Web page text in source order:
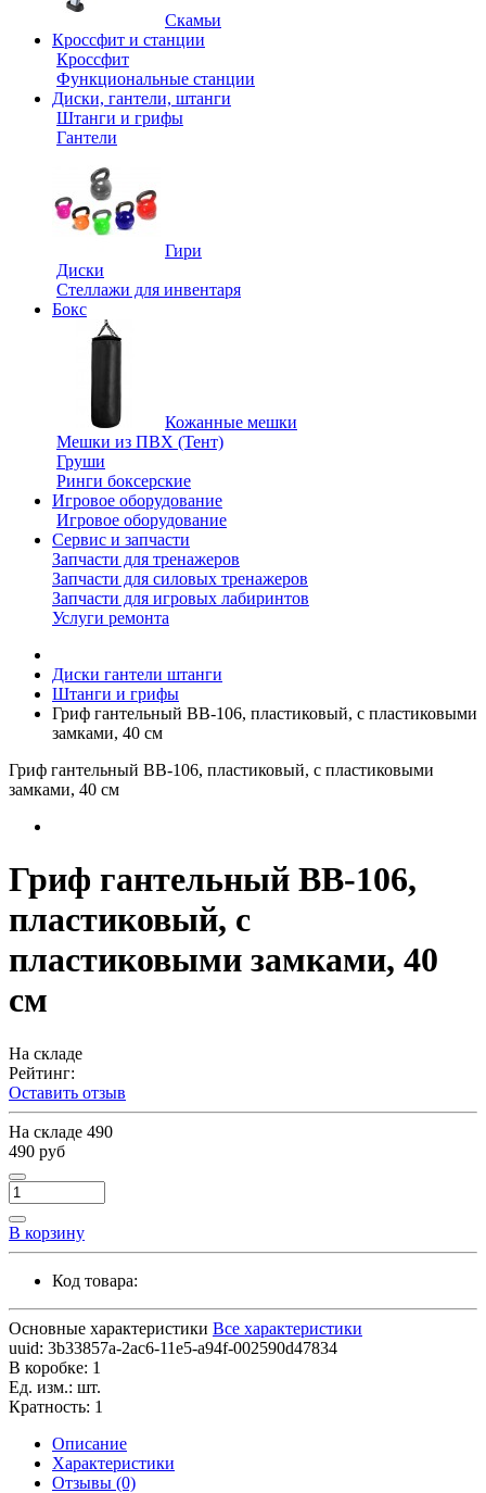
Скамьи
Кроссфит и станции
Кроссфит
Функциональные станции
Диски, гантели, штанги
Штанги и грифы
Гантели
Гири
Диски
Стеллажи для инвентаря
Бокс
Кожанные мешки
Мешки из ПВХ (Тент)
Груши
Ринги боксерские
Игровое оборудование
Игровое оборудование
Сервис и запчасти
Запчасти для тренажеров
Запчасти для силовых тренажеров
Запчасти для игровых лабиринтов
Услуги ремонта
Диски гантели штанги
Штанги и грифы
Гриф гантельный BB-106, пластиковый, с пластиковыми
замками, 40 см
Гриф гантельный BB-106, пластиковый, с пластиковыми
замками, 40 см
Гриф гантельный BB-106,
пластиковый, с
пластиковыми замками, 40
см
На складе
Рейтинг:
Оставить отзыв
На складе 490
490 руб
В корзину
Код товара:
Основные характеристики Все характеристики
uuid: 3b33857a-2ac6-11e5-a94f-002590d47834
В коробке: 1
Ед. изм.: шт.
Кратность: 1
Описание
Характеристики
Отзывы (0)